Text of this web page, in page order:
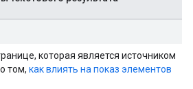
которая является источником
том, как влиять на показ элементов